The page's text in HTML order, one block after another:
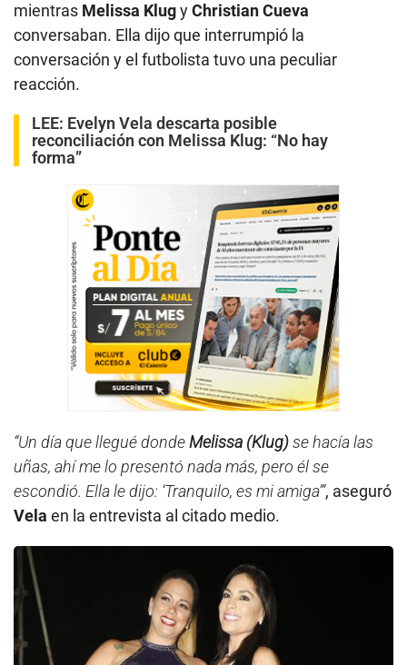
mientras Melissa KlugyChristian Cueva
conversaban. Ella dijo que interrumpió la
conversación y el futbolista tuvo una peculiar
reacción.
LEE: Evelyn Vela descarta posible
reconciliación con Melissa Klug: “No hay
forma”
“Un día que llegué dondeMelissa (Klug)se hacía las
uñas, ahí me lo presentó nada más, pero él se
escondió. Ella le dijo: ‘Tranquilo, es mi amiga’”, aseguró
Vela en la entrevista al citado medio.